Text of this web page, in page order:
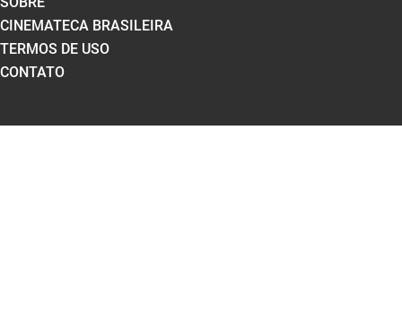
CINEMATECA BRASILEIRA
TERMOS DE USO
CONTATO